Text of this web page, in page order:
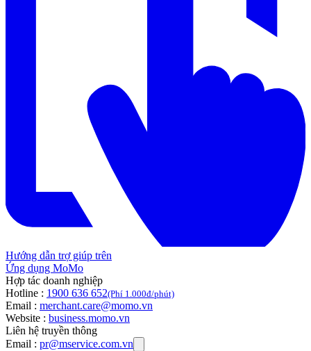
Hướng dẫn trợ giúp trên
Ứng dụng MoMo
Hợp tác doanh nghiệp
Hotline : 1900 636 652(Phí 1.000đ/phút)
Email : merchant.care@momo.vn
Website : business.momo.vn
Liên hệ truyền thông
Email : pr@mservice.com.vn